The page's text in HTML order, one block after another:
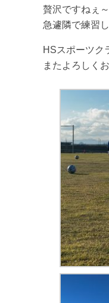
贅沢ですねぇ～
急遽隣で練習
HSスポーツク
またよろしく